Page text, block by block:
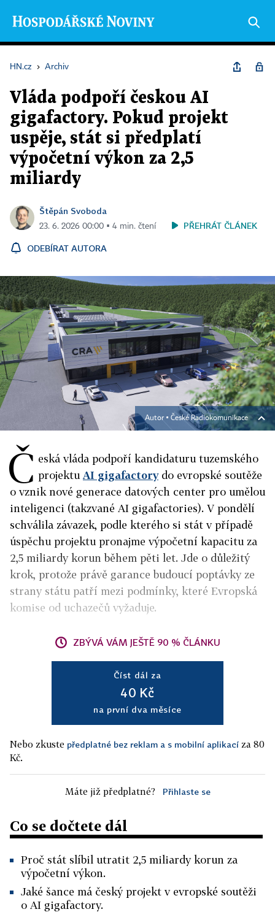
HN.cz › Archiv
Vláda podpoří českou AI
gigafactory. Pokud projekt
uspěje, stát si předplatí
výpočetní výkon za 2,5
miliardy
Štěpán Svoboda
23. 6. 2026 00:00 ▪ 4 min. čtení PŘEHRÁT ČLÁNEK
ODEBÍRAT AUTORA
Autor ▪ České Radiokomunikace
Č eská vláda podpoří kandidaturu tuzemského
projektu AI gigafactorydo evropské soutěže
o vznik nové generace datových center pro umělou
inteligenci (takzvané AI gigafactories). V pondělí
schválila závazek, podle kterého si stát v případě
úspěchu projektu pronajme výpočetní kapacitu za
2,5 miliardy korun během pěti let. Jde o důležitý
krok, protože právě garance budoucí poptávky ze
strany státu patří mezi podmínky, které Evropská
komise od uchazečů vyžaduje.
ZBÝVÁ VÁM JEŠTĚ 90 % ČLÁNKU
Číst dál za
40 Kč
na první dva měsíce
Nebo zkuste předplatné bez reklam a s mobilní aplikací za 80
Kč.
Máte již předplatné? Přihlaste se
Co se dočtete dál
Proč stát slíbil utratit 2,5 miliardy korun za
výpočetní výkon.
Jaké šance má český projekt v evropské soutěži
o AI gigafactory.